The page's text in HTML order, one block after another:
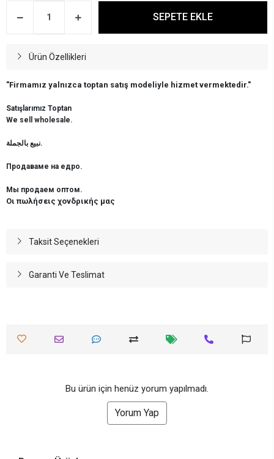
SEPETE EKLE
Ürün Özellikleri
"Firmamız yalnızca toptan satış modeliyle hizmet vermektedir."
Satışlarımız Toptan
We sell wholesale.
نبيع بالجملة.
Продаваме на едро.
Мы продаем оптом.
Οι πωλήσεις χονδρικής μας
Taksit Seçenekleri
Garanti Ve Teslimat
Bu ürün için henüz yorum yapılmadı.
Yorum Yap